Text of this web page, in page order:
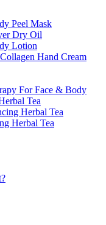
Peel Mask
Dry Oil
Lotion
Hand Cream
For Face & Body
Tea
Herbal Tea
Herbal Tea